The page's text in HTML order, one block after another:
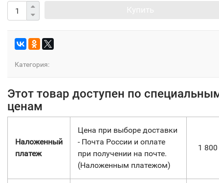
Категория:
Этот товар доступен по
ценам
Наложенный
платеж
Цена при выборе доставки
- Почта России и оплате
при получении на почте.
(Наложенным платежом)
1 800